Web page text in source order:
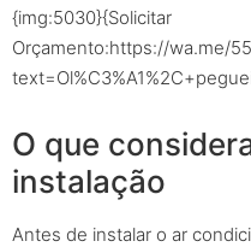
{img:5030}{Solicitar
Orçamento:https://wa.me/
O que
instalação
Antes de instalar o ar